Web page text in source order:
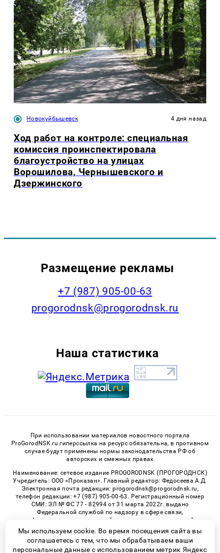
Новокуйбышевск 4 дня назад
Ход работ на контроле: специальная
комиссия проинспектировала
благоустройство на улицах
Ворошилова, Чернышевского и
Дзержинского
Размещение рекламы
+7 (987) 905-00-63
progorodnsk@progorodnsk.ru
Наша статистика
При использовании материалов новостного портала
ProGorodNSK.ru гиперссылка на ресурс обязательна, в противном
случае будут применены нормы законодательства РФ об
авторских и смежных правах
Наименование: сетевое издание PROGORODNSK (ПРОГОРОДНСК)
Учредитель: ООО «Проказан». Главный редактор: Федосеева А.Д.
Электронная почта редакции: progorodnsk@progorodnsk.ru,
телефон редакции: +7 (987) 905-00-63. Регистрационный номер
СМИ: ЭЛ № ФС 77 - 82994 от 31 марта 2022г. выдано
Федеральной службой по надзору в сфере связи,
информационных технологий и массовых коммуникаций.
Возрастная категория сайта 16+.
Мы используем cookie. Во время посещения сайта вы
соглашаетесь с тем, что мы обрабатываем ваши
персональные данные с использованием метрик Яндекс